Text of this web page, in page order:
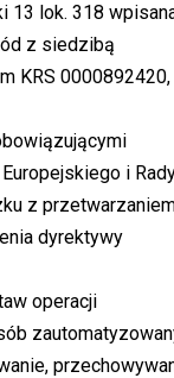
13 lok. 318
z siedzibą
KRS 0000892420,
i
z
dyrektywy
operacji